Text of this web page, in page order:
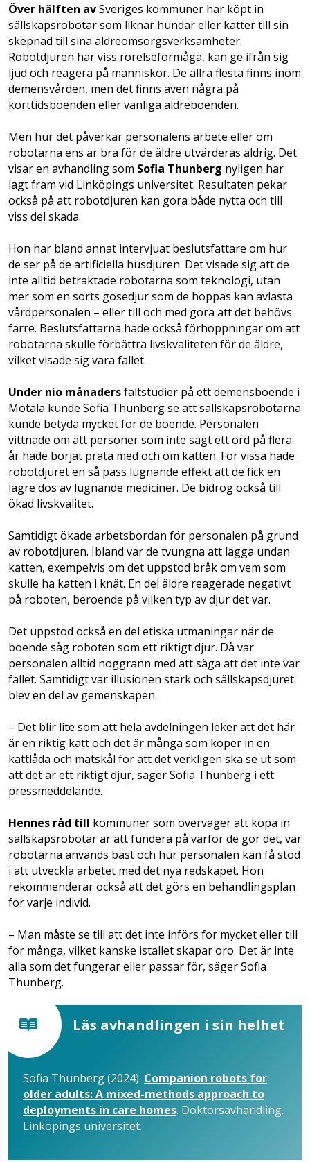
Över hälften avSveriges kommuner har köpt in
sällskapsrobotar som liknar hundar eller katter till sin
skepnad till sina äldreomsorgsverksamheter.
Robotdjuren har viss rörelseförmåga, kan ge ifrån sig
ljud och reagera på människor. De allra flesta finns inom
demensvården, men det finns även några på
korttidsboenden eller vanliga äldreboenden.
Men hur det påverkar personalens arbete eller om
robotarna ens är bra för de äldre utvärderas aldrig. Det
visar en avhandling som Sofia Thunberg nyligen har
lagt fram vid Linköpings universitet. Resultaten pekar
också på att robotdjuren kan göra både nytta och till
viss del skada.
Hon har bland annat intervjuat beslutsfattare om hur
de ser på de artificiella husdjuren. Det visade sig att de
inte alltid betraktade robotarna som teknologi, utan
mer som en sorts gosedjur som de hoppas kan avlasta
vårdpersonalen – eller till och med göra att det behövs
färre. Beslutsfattarna hade också förhoppningar om att
robotarna skulle förbättra livskvaliteten för de äldre,
vilket visade sig vara fallet.
Under nio månadersfältstudier på ett demensboende i
Motala kunde Sofia Thunberg se att sällskapsrobotarna
kunde betyda mycket för de boende. Personalen
vittnade om att personer som inte sagt ett ord på flera
år hade börjat prata med och om katten. För vissa hade
robotdjuret en så pass lugnande effekt att de fick en
lägre dos av lugnande mediciner. De bidrog också till
ökad livskvalitet.
Samtidigt ökade arbetsbördan för personalen på grund
av robotdjuren. Ibland var de tvungna att lägga undan
katten, exempelvis om det uppstod bråk om vem som
skulle ha katten i knät. En del äldre reagerade negativt
på roboten, beroende på vilken typ av djur det var.
Det uppstod också en del etiska utmaningar när de
boende såg roboten som ett riktigt djur. Då var
personalen alltid noggrann med att säga att det inte var
fallet. Samtidigt var illusionen stark och sällskapsdjuret
blev en del av gemenskapen.
– Det blir lite som att hela avdelningen leker att det här
är en riktig katt och det är många som köper in en
kattlåda och matskål för att det verkligen ska se ut som
att det är ett riktigt djur, säger Sofia Thunberg i ett
pressmeddelande.
Hennes råd till kommuner som överväger att köpa in
sällskapsrobotar är att fundera på varför de gör det, var
robotarna används bäst och hur personalen kan få stöd
i att utveckla arbetet med det nya redskapet. Hon
rekommenderar också att det görs en behandlingsplan
för varje individ.
– Man måste se till att det inte införs för mycket eller till
för många, vilket kanske istället skapar oro. Det är inte
alla som det fungerar eller passar för, säger Sofia
Thunberg.
Läs avhandlingen i sin helhet
Sofia Thunberg (2024). Companion robots for
older adults: A mixed-methods approach to
deployments in care homes. Doktorsavhandling.
Linköpings universitet.